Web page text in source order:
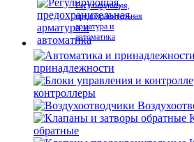
Регулирующая,
предохранительная
арматура и
автоматика
принадлежности
контроллеры
обратные